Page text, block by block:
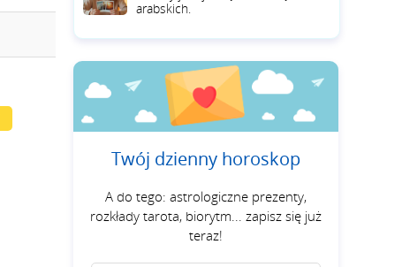
arabskich.
Twój dzienny horoskop
A do tego: astrologiczne prezenty,
rozkłady tarota, biorytm... zapisz się już
teraz!